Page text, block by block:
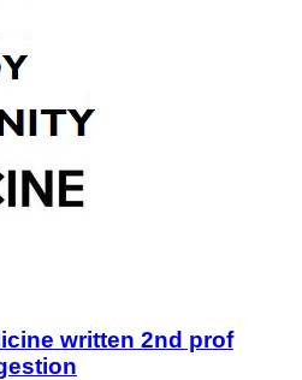
written 2nd prof